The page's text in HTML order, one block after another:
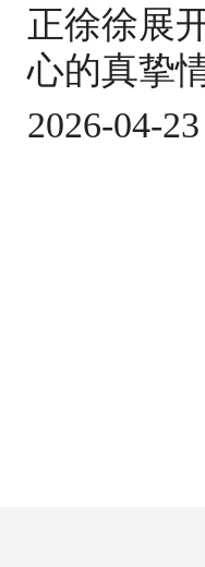
正徐徐展
心的真挚
2026-04-